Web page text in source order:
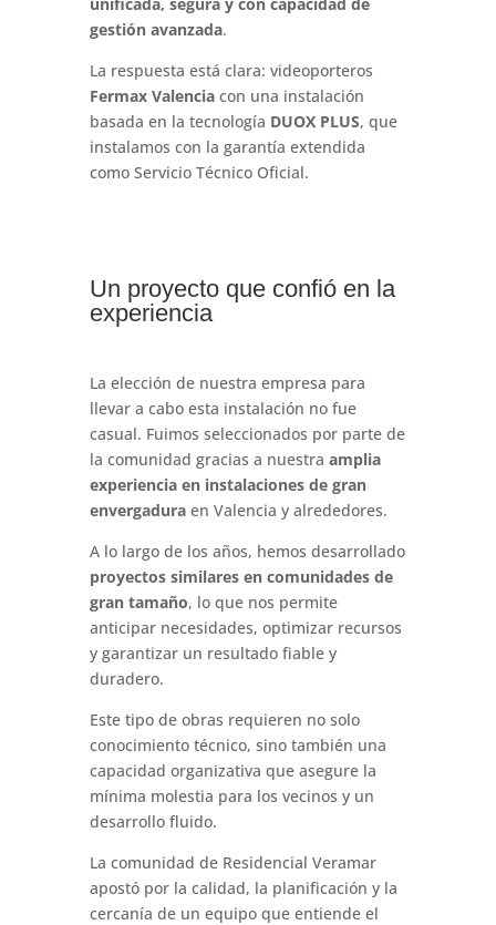
gestión avanzada.
La respuesta está clara: videoporteros
Fermax Valencia con una instalación
basada en la tecnología DUOX PLUS, que
instalamos con la garantía extendida
como Servicio Técnico Oficial.
Un proyecto que confió en la
experiencia
La elección de nuestra empresa para
llevar a cabo esta instalación no fue
casual. Fuimos seleccionados por parte de
la comunidad gracias a nuestra amplia
experiencia en instalaciones de gran
envergaduraen Valencia y alrededores.
A lo largo de los años, hemos desarrollado
proyectos similares en comunidades de
gran tamaño, lo que nos permite
anticipar necesidades, optimizar recursos
y garantizar un resultado fiable y
duradero.
Este tipo de obras requieren no solo
conocimiento técnico, sino también una
capacidad organizativa que asegure la
mínima molestia para los vecinos y un
desarrollo fluido.
La comunidad de Residencial Veramar
apostó por la calidad, la planificación y la
cercanía de un equipo que entiende el